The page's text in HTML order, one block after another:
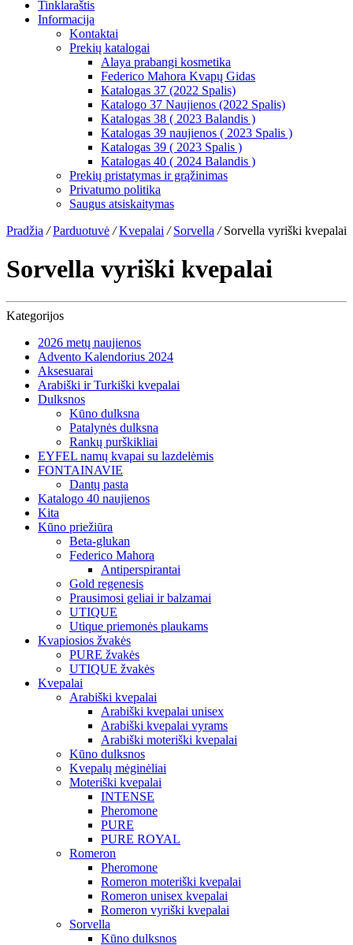
Tinklaraštis
Informacija
Kontaktai
Prekių katalogai
Alaya prabangi kosmetika
Federico Mahora Kvapų Gidas
Katalogas 37 (2022 Spalis)
Katalogo 37 Naujienos (2022 Spalis)
Katalogas 38 ( 2023 Balandis )
Katalogas 39 naujienos ( 2023 Spalis )
Katalogas 39 ( 2023 Spalis )
Katalogas 40 ( 2024 Balandis )
Prekių pristatymas ir grąžinimas
Privatumo politika
Saugus atsiskaitymas
Pradžia / Parduotuvė / Kvepalai / Sorvella /Sorvella vyriški kvepalai
Sorvella vyriški kvepalai
Kategorijos
2026 metų naujienos
Advento Kalendorius 2024
Aksesuarai
Arabiški ir Turkiški kvepalai
Dulksnos
Kūno dulksna
Patalynės dulksna
Rankų purškikliai
EYFEL namų kvapai su lazdelėmis
FONTAINAVIE
Dantų pasta
Katalogo 40 naujienos
Kita
Kūno priežiūra
Beta-glukan
Federico Mahora
Antiperspirantai
Gold regenesis
Prausimosi geliai ir balzamai
UTIQUE
Utique priemonės plaukams
Kvapiosios žvakės
PURE žvakės
UTIQUE žvakės
Kvepalai
Arabiški kvepalai
Arabiški kvepalai unisex
Arabiški kvepalai vyrams
Arabiški moteriški kvepalai
Kūno dulksnos
Kvepalų mėginėliai
Moteriški kvepalai
INTENSE
Pheromone
PURE
PURE ROYAL
Romeron
Pheromone
Romeron moteriški kvepalai
Romeron unisex kvepalai
Romeron vyriški kvepalai
Sorvella
Kūno dulksnos